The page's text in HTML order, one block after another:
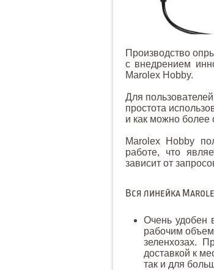
Производство
с внедрением
Marolex Hobby.
Для
простота
и как можно более
Marolex Hobby
работе, что
зависит от
Вся линейка
Очень удобен
рабочим
зеленхозах.
доставкой к
так и для